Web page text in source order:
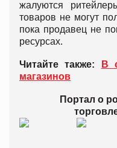
жалуются
товаров не могут
пока продавец не
ресурсах.
Читайте также:
В
магазинов
Портал о